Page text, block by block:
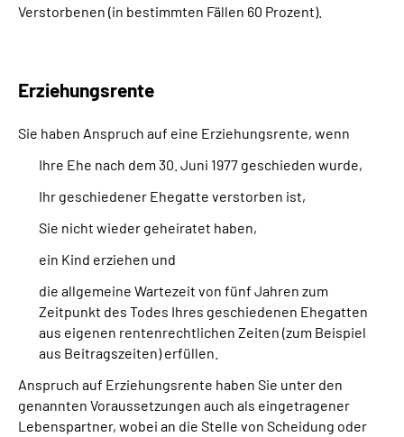
Verstorbenen (in bestimmten Fällen 60 Prozent).
Erziehungsrente
Sie haben Anspruch auf eine Erziehungsrente, wenn
Ihre Ehe nach dem 30. Juni 1977 geschieden wurde,
Ihr geschiedener Ehegatte verstorben ist,
Sie nicht wieder geheiratet haben,
ein Kind erziehen und
die allgemeine Wartezeit von fünf Jahren zum
Zeitpunkt des Todes Ihres geschiedenen Ehegatten
aus eigenen rentenrechtlichen Zeiten (zum Beispiel
aus Beitragszeiten) erfüllen.
Anspruch auf Erziehungsrente haben Sie unter den
genannten Voraussetzungen auch als eingetragener
Lebenspartner, wobei an die Stelle von Scheidung oder